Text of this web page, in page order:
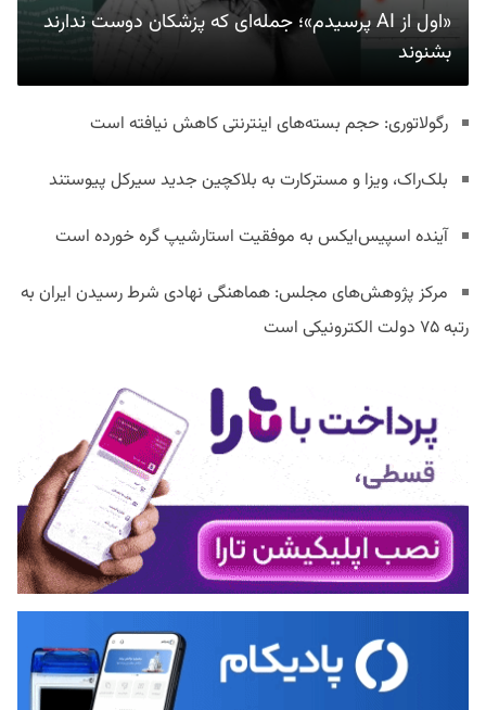
«اول از AI پرسیدم»؛ جمله‌ای که پزشکان دوست ندارند
بشنوند
رگولاتوری: حجم بسته‌های اینترنتی کاهش نیافته است
بلک‌راک، ویزا و مسترکارت به بلاکچین جدید سیرکل پیوستند
آینده اسپیس‌ایکس به موفقیت استارشیپ گره خورده است
مرکز پژوهش‌های مجلس: هماهنگی نهادی شرط رسیدن ایران به
رتبه ۷۵ دولت الکترونیکی است